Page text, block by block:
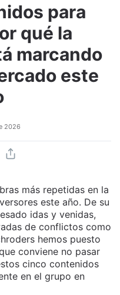
para
qué la
marcando
este
2026
más repetidas en la
este año. De su
idas y venidas,
de conflictos como
hemos puesto
conviene no pasar
cinco contenidos
en el grupo en